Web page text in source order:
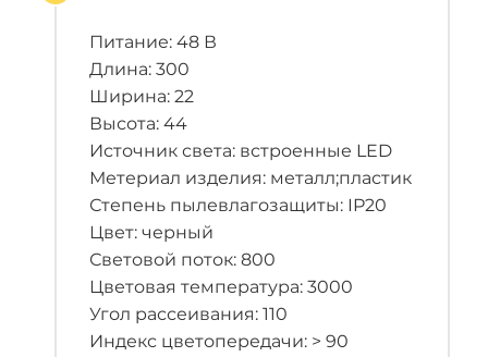
Питание: 48 В
Длина: 300
Ширина: 22
Высота: 44
Источник света: встроенные LED
Метериал изделия: металл;пластик
Степень пылевлагозащиты: IP20
Цвет: черный
Световой поток: 800
Цветовая температура: 3000
Угол рассеивания: 110
Индекс цветопередачи: > 90